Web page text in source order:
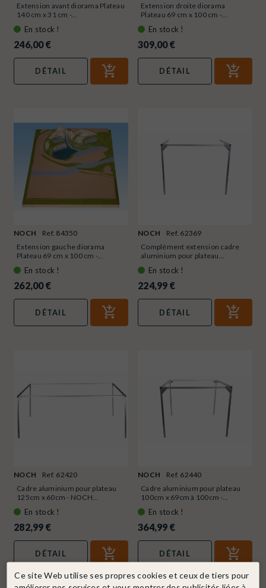
Extension avant diorama Plateau
140 cm x 31 cm -...
En stock !
246,00 €
DÉTAIL
Extension droite diorama
Plateau 69 cm x 100 cm -...
En stock !
309,00 €
DÉTAIL
NOCH
Ref. 84350
Extension gauche diorama
Plateau 69 cm x 100 cm -...
En stock !
262,00 €
DÉTAIL
NOCH
Ref. 62369
Complément extension cadre
aluminium pour plateau...
En stock !
224,99 €
DÉTAIL
NOCH
Ref. 62420
Cadre aluminium pour plateau
125cm x 60cm - NOCH...
En stock !
282,99 €
DÉTAIL
NOCH
Ref. 62440
Cadre aluminium pour plateau
100cm x 69cm à 100cm -...
En stock !
364,99 €
DÉTAIL
Ce site Web utilise ses propres cookies et ceux de tiers pour